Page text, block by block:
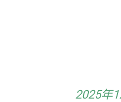
2025年